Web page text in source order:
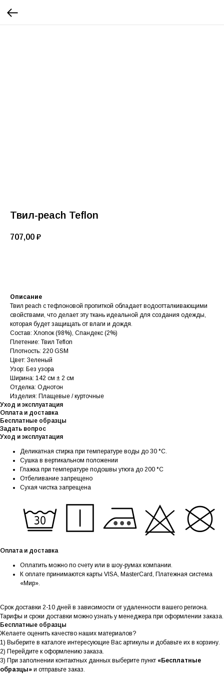
Твил-peach Teflon
707,00 ₽
Описание
Твил peach с тефлоновой пропиткой обладает водоотталкивающими
свойствами, что делает эту ткань идеальной для создания одежды,
которая будет защищать от влаги и дождя.
Состав: Хлопок (98%), Спандекс (2%)
Плетение: Твил Teflon
Плотность: 220 GSM
Цвет: Зеленый
Узор: Без узора
Ширина: 142 см ± 2 см
Отделка: Однотон
Изделия: Плащевые / курточные
Уход и эксплуатация
Оплата и доставка
Бесплатные образцы
Задать вопрос
Уход и эксплуатация
Деликатная стирка при температуре воды до 30 °C.
Сушка в вертикальном положении
Глажка при температуре подошвы утюга до 200 °C
Отбеливание запрещено
Сухая чистка запрещена
Оплата и доставка
Оплатить можно по счету или в шоу-румах компании.
К оплате принимаются карты VISA, MasterCard, Платежная система
«Мир».
Срок доставки 2-10 дней в зависимости от удаленности вашего региона.
Тарифы и сроки доставки можно узнать у менеджера при оформлении заказа.
Бесплатные образцы
Желаете оценить качество наших материалов?
1) Выберите в каталоге интересующие Вас артикулы и добавьте их в корзину.
2) Перейдите к оформлению заказа.
3) При заполнении контактных данных выберите пункт «Бесплатные
образцы» и отправьте заказ.